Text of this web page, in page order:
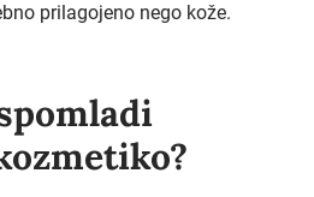
prilagojeno nego kože.